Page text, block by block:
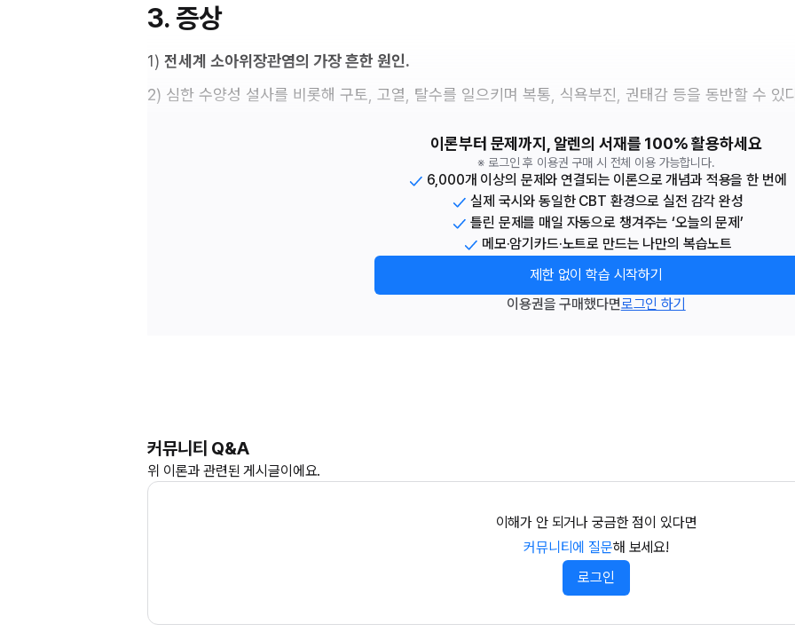
3. 증상
1) 전세계 소아위장관염의 가장 흔한 원인.
2) 심한 수양성 설사를 비롯해 구토, 고열, 탈수를 일으키며 복통, 식욕부진, 권태감 등을 동반할 수 있
이론부터 문제까지, 알렌의 서재를 100% 활용하세요
※ 로그인 후 이용권 구매 시 전체 이용 가능합니다.
6,000개 이상의 문제와 연결되는 이론으로 개념과 적용을 한 번에
실제 국시와 동일한 CBT 환경으로 실전 감각 완성
틀린 문제를 매일 자동으로 챙겨주는 ‘오늘의 문제’
메모·암기카드·노트로 만드는 나만의 복습노트
제한 없이 학습 시작하기
이용권을 구매했다면로그인 하기
커뮤니티 Q&A
위 이론과 관련된 게시글이에요.
이해가 안 되거나 궁금한 점이 있다면
커뮤니티에 질문해 보세요!
로그인